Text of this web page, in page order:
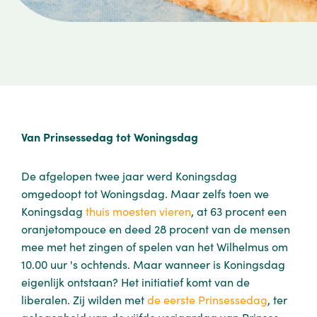
Van Prinsessedag tot Woningsdag
De afgelopen twee jaar werd Koningsdag
omgedoopt tot Woningsdag. Maar zelfs toen we
Koningsdag thuis moesten vieren, at 63 procent een
oranjetompouce en deed 28 procent van de mensen
mee met het zingen of spelen van het Wilhelmus om
10.00 uur 's ochtends. Maar wanneer is Koningsdag
eigenlijk ontstaan? Het initiatief komt van de
liberalen. Zij wilden metde eerste Prinsessedag, ter